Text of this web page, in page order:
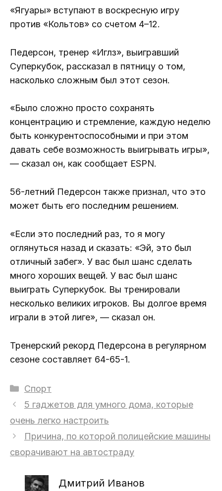
«Ягуары» вступают в воскресную игру
против «Кольтов» со счетом 4–12.
Педерсон, тренер «Иглз», выигравший
Суперкубок, рассказал в пятницу о том,
насколько сложным был этот сезон.
«Было сложно просто сохранять
концентрацию и стремление, каждую неделю
быть конкурентоспособными и при этом
давать себе возможность выигрывать игры»,
— сказал он, как сообщает ESPN.
56-летний Педерсон также признал, что это
может быть его последним решением.
«Если это последний раз, то я могу
оглянуться назад и сказать: «Эй, это был
отличный забег». У вас был шанс сделать
много хороших вещей. У вас был шанс
выиграть Суперкубок. Вы тренировали
несколько великих игроков. Вы долгое время
играли в этой лиге», — сказал он.
Тренерский рекорд Педерсона в регулярном
сезоне составляет 64-65-1.
Рубрики
Спорт
5 гаджетов для умного дома, которые
очень легко настроить
Причина, по которой полицейские машины
сворачивают на автостраду
Дмитрий Иванов